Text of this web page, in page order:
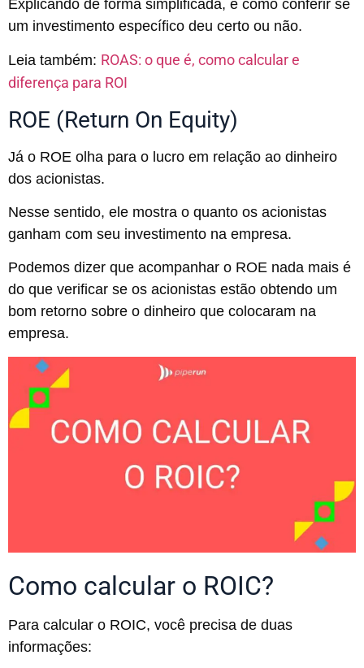
Explicando de forma simplificada, é como conferir se
um investimento específico deu certo ou não.
Leia também: ROAS: o que é, como calcular e
diferença para ROI
ROE (Return On Equity)
Já o ROE olha para o lucro em relação ao dinheiro
dos acionistas.
Nesse sentido, ele mostra o quanto os acionistas
ganham com seu investimento na empresa.
Podemos dizer que acompanhar o ROE nada mais é
do que verificar se os acionistas estão obtendo um
bom retorno sobre o dinheiro que colocaram na
empresa.
Como calcular o ROIC?
Para calcular o ROIC, você precisa de duas
informações: